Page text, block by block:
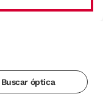
Buscar óptica